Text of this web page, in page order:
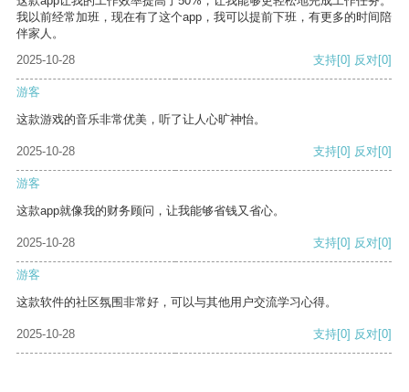
我以前经常加班，现在有了这个app，我可以提前下班，有更多的时间陪
伴家人。
2025-10-28
支持[0] 反对[0]
游客
这款游戏的音乐非常优美，听了让人心旷神怡。
2025-10-28 支持[0] 反对[0]
游客
这款app就像我的财务顾问，让我能够省钱又省心。
2025-10-28 支持[0] 反对[0]
游客
这款软件的社区氛围非常好，可以与其他用户交流学习心得。
2025-10-28 支持[0] 反对[0]